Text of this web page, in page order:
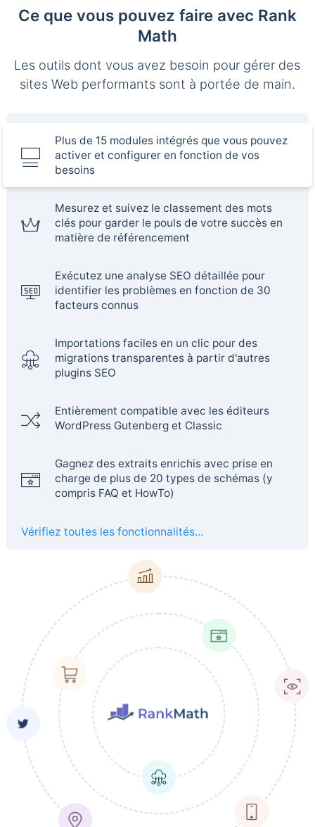
Ce que vous pouvez faire avec Rank
Math
Les outils dont vous avez besoin pour gérer des
sites Web performants sont à portée de main.
Plus de 15 modules intégrés que vous pouvez
activer et configurer en fonction de vos
besoins
Mesurez et suivez le classement des mots
clés pour garder le pouls de votre succès en
matière de référencement
Exécutez une analyse SEO détaillée pour
identifier les problèmes en fonction de 30
facteurs connus
Importations faciles en un clic pour des
migrations transparentes à partir d'autres
plugins SEO
Entièrement compatible avec les éditeurs
WordPress Gutenberg et Classic
Gagnez des extraits enrichis avec prise en
charge de plus de 20 types de schémas (y
compris FAQ et HowTo)
Vérifiez toutes les fonctionnalités...